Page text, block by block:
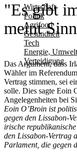
Wirtschaft
Politik
Agrifood
Gesundheit
Tech
Energie,
Verteidigung
"Es gibt
meint
Das Argument, dass
Wähler im
Vertrag stimmen, sei
solle. Dies sagte Eoin
Angelegenheiten bei
Eoin O’Broin ist
gegen den Lissabon-
irische
den Lissabon-Vertrag
Parlament, die gegen